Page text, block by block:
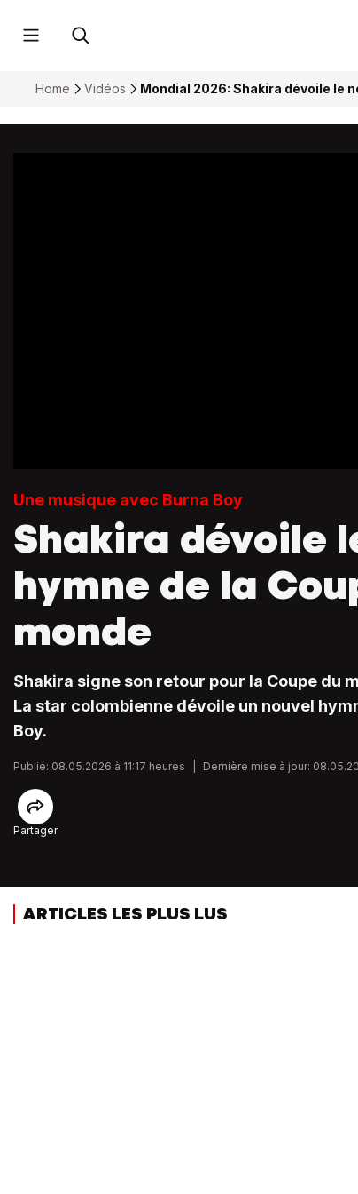
Home Vidéos Mondial 2026: Shakira dévoile le
Une musique avec Burna Boy
Shakira dévoile
hymne de la
monde
Shakira signe son retour pour la Coupe du
La star colombienne dévoile un nouvel
Boy.
Publié: 08.05.2026 à 11:17 heures Dernière mise à jour:
Partager
ARTICLES LES PLUS LUS